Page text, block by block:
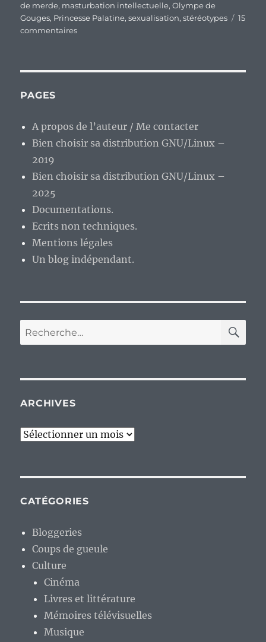
de merde, masturbation intellectuelle,Olympe de
Gouges, Princesse Palatine,sexualisation,stéréotypes
15
commentairessur
quoi
et
des
sociaux.
PAGES
A propos de l’auteur / Me contacter
Bien choisir sa distribution GNU/Linux –
2019
Bien choisir sa distribution GNU/Linux –
2025
Documentations.
Ecrits non techniques.
Mentions légales
Un blog indépendant.
Recherche
pour :
ARCHIVES
Archives
CATÉGORIES
Bloggeries
Coups de gueule
Culture
Cinéma
Livres et littérature
Mémoires télévisuelles
Musique